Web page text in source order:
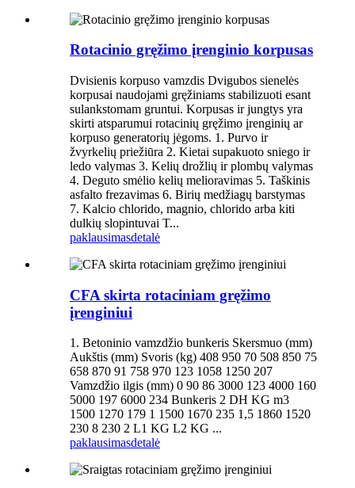
Rotacinio gręžimo įrenginio korpusas
Dvisienis korpuso vamzdis Dvigubos sienelės
korpusai naudojami gręžiniams stabilizuoti esant
sulankstomam gruntui. Korpusas ir jungtys yra
skirti atsparumui rotacinių gręžimo įrenginių ar
korpuso generatorių jėgoms. 1. Purvo ir
žvyrkelių priežiūra 2. Kietai supakuoto sniego ir
ledo valymas 3. Kelių drožlių ir plombų valymas
4. Deguto smėlio kelių melioravimas 5. Taškinis
asfalto frezavimas 6. Birių medžiagų barstymas
7. Kalcio chlorido, magnio, chlorido arba kiti
dulkių slopintuvai T...
paklausimasdetalė
CFA skirta rotaciniam gręžimo
įrenginiui
1. Betoninio vamzdžio bunkeris Skersmuo (mm)
Aukštis (mm) Svoris (kg) 408 950 70 508 850 75
658 870 91 758 970 123 1058 1250 207
Vamzdžio ilgis (mm) 0 90 86 3000 123 4000 160
5000 197 6000 234 Bunkeris 2 DH KG m3
1500 1270 179 1 1500 1670 235 1,5 1860 1520
230 8 230 2 L1 KG L2 KG ...
paklausimasdetalė